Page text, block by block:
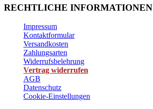
RECHTLICHE INFORMATIONEN
Impressum
Kontaktformular
Versandkosten
Zahlungsarten
Widerrufsbelehrung
Vertrag widerrufen
AGB
Datenschutz
Cookie-Einstellungen